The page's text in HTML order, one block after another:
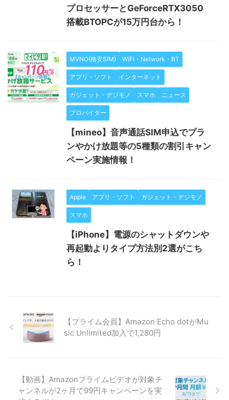
プロセッサーとGeForceRTX3050
搭載BTOPCが15万円台から！
MVNO(格安SIM) WiFi・Network・BT
アプリ・ソフト インターネット
ガジェット・デジモノ スマホ ニュース
プロバイダー
【mineo】音声通話SIM申込でプラ
ンやかけ放題等の5種類の割引キャン
ペーン実施情報！
Apple アプリ・ソフト ガジェット・デジモノ
スマホ
【iPhone】電源のシャットダウンや
再起動よりタイプ方法別2選がこち
ら！
【プライム会員】Amazon Echo dotがMu
sic Unlimited加入で1,280円
【動画】Amazonプライムビデオが対象チ
ャンネルが2ヶ月で99円キャンペーンを実